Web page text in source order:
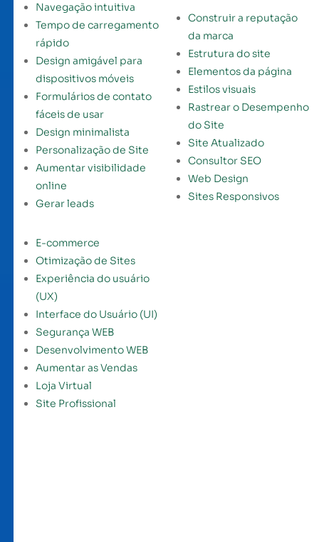
Navegação intuitiva
Tempo de carregamento
rápido
Design amigável para
dispositivos móveis
Formulários de contato
fáceis de usar
Design minimalista
Personalização de Site
Aumentar visibilidade
online
Gerar leads
Construir a reputação
da marca
Estrutura do site
Elementos da página
Estilos visuais
Rastrear o Desempenho
do Site
Site Atualizado
Consultor SEO
Web Design
Sites Responsivos
E-commerce
Otimização de Sites
Experiência do usuário
(UX)
Interface do Usuário (UI)
Segurança WEB
Desenvolvimento WEB
Aumentar as Vendas
Loja Virtual
Site Profissional